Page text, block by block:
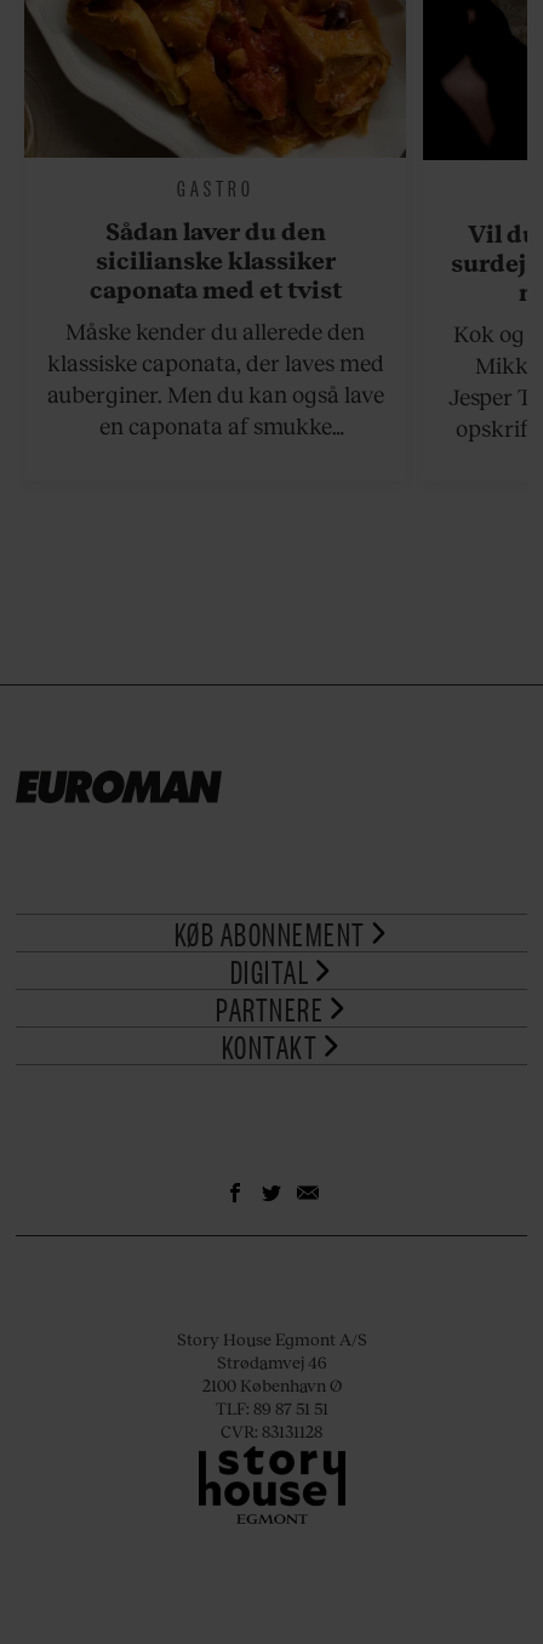
GASTRO
Sådan laver du den
sicilianske klassiker
caponata med et tvist
Måske kender du allerede den
klassiske caponata, der laves med
auberginer. Men du kan også lave
en caponata af smukke
Vil du
Kok og
Jesper
opskrift
KØB ABONNEMENT
DIGITAL
PARTNERE
KONTAKT
Story House Egmont A/S
Strødamvej 46
2100 København Ø
TLF: 89 87 51 51
CVR: 83131128